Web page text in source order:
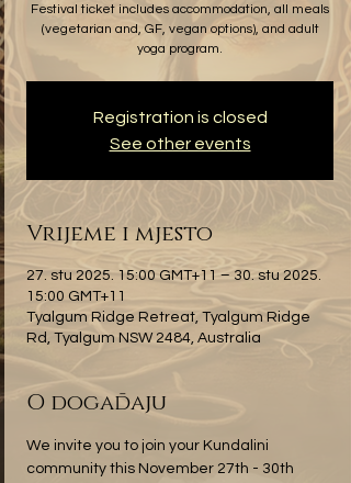
Festival ticket includes accommodation, all meals
(vegetarian and, GF, vegan options), and adult
yoga program.
Registration is closed
See other events
Vrijeme i mjesto
27. stu 2025. 15:00 GMT+11 – 30. stu 2025.
15:00 GMT+11
Tyalgum Ridge Retreat, Tyalgum Ridge
Rd, Tyalgum NSW 2484, Australia
O događaju
We invite you to join your Kundalini
community this November 27th - 30th